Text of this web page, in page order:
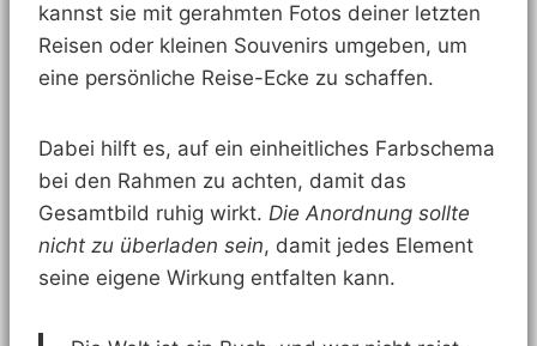
kannst sie mit gerahmten Fotos deiner letzten
Reisen oder kleinen Souvenirs umgeben, um
eine persönliche Reise-Ecke zu schaffen.
Dabei hilft es, auf ein einheitliches Farbschema
bei den Rahmen zu achten, damit das
Gesamtbild ruhig wirkt. Die Anordnung sollte
nicht zu überladen sein, damit jedes Element
seine eigene Wirkung entfalten kann.